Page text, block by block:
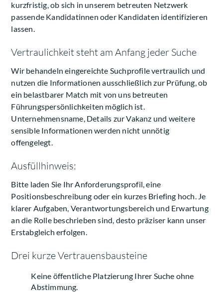
kurzfristig, ob sich in unserem betreuten Netzwerk
passende Kandidatinnen oder Kandidaten identifizieren
lassen.
Vertraulichkeit steht am Anfang jeder Suche
Wir behandeln eingereichte Suchprofile vertraulich und
nutzen die Informationen ausschließlich zur Prüfung, ob
ein belastbarer Match mit von uns betreuten
Führungspersönlichkeiten möglich ist.
Unternehmensname, Details zur Vakanz und weitere
sensible Informationen werden nicht unnötig
offengelegt.
Ausfüllhinweis:
Bitte laden Sie Ihr Anforderungsprofil, eine
Positionsbeschreibung oder ein kurzes Briefing hoch. Je
klarer Aufgaben, Verantwortungsbereich und Erwartung
an die Rolle beschrieben sind, desto präziser kann unser
Erstabgleich erfolgen.
Drei kurze Vertrauensbausteine
Keine öffentliche Platzierung Ihrer Suche ohne
Abstimmung.